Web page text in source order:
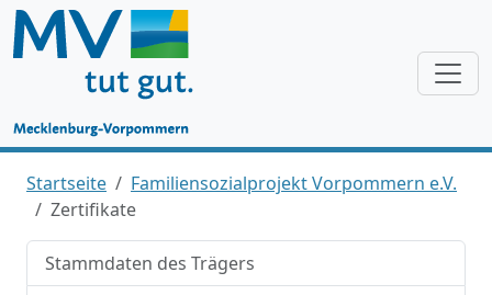
Startseite
Familiensozialprojekt Vorpommern e.V.
Zertifikate
Stammdaten des Trägers